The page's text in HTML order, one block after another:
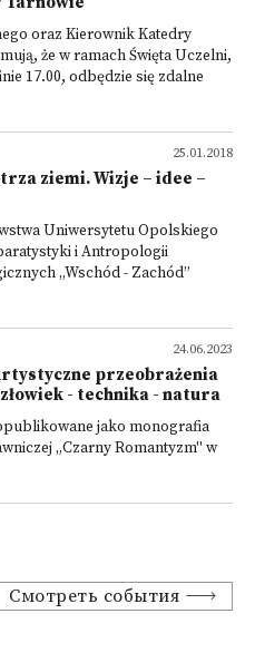
oraz Kierownik Katedry
że w ramach Święta Uczelni,
17.00, odbędzie się zdalne
25.01.2018
ziemi. Wizje – idee –
Uniwersytetu Opolskiego
i Antropologii
„Wschód - Zachód”
24.06.2023
przeobrażenia
- technika - natura
jako monografia
„Czarny Romantyzm'' w
Смотреть события